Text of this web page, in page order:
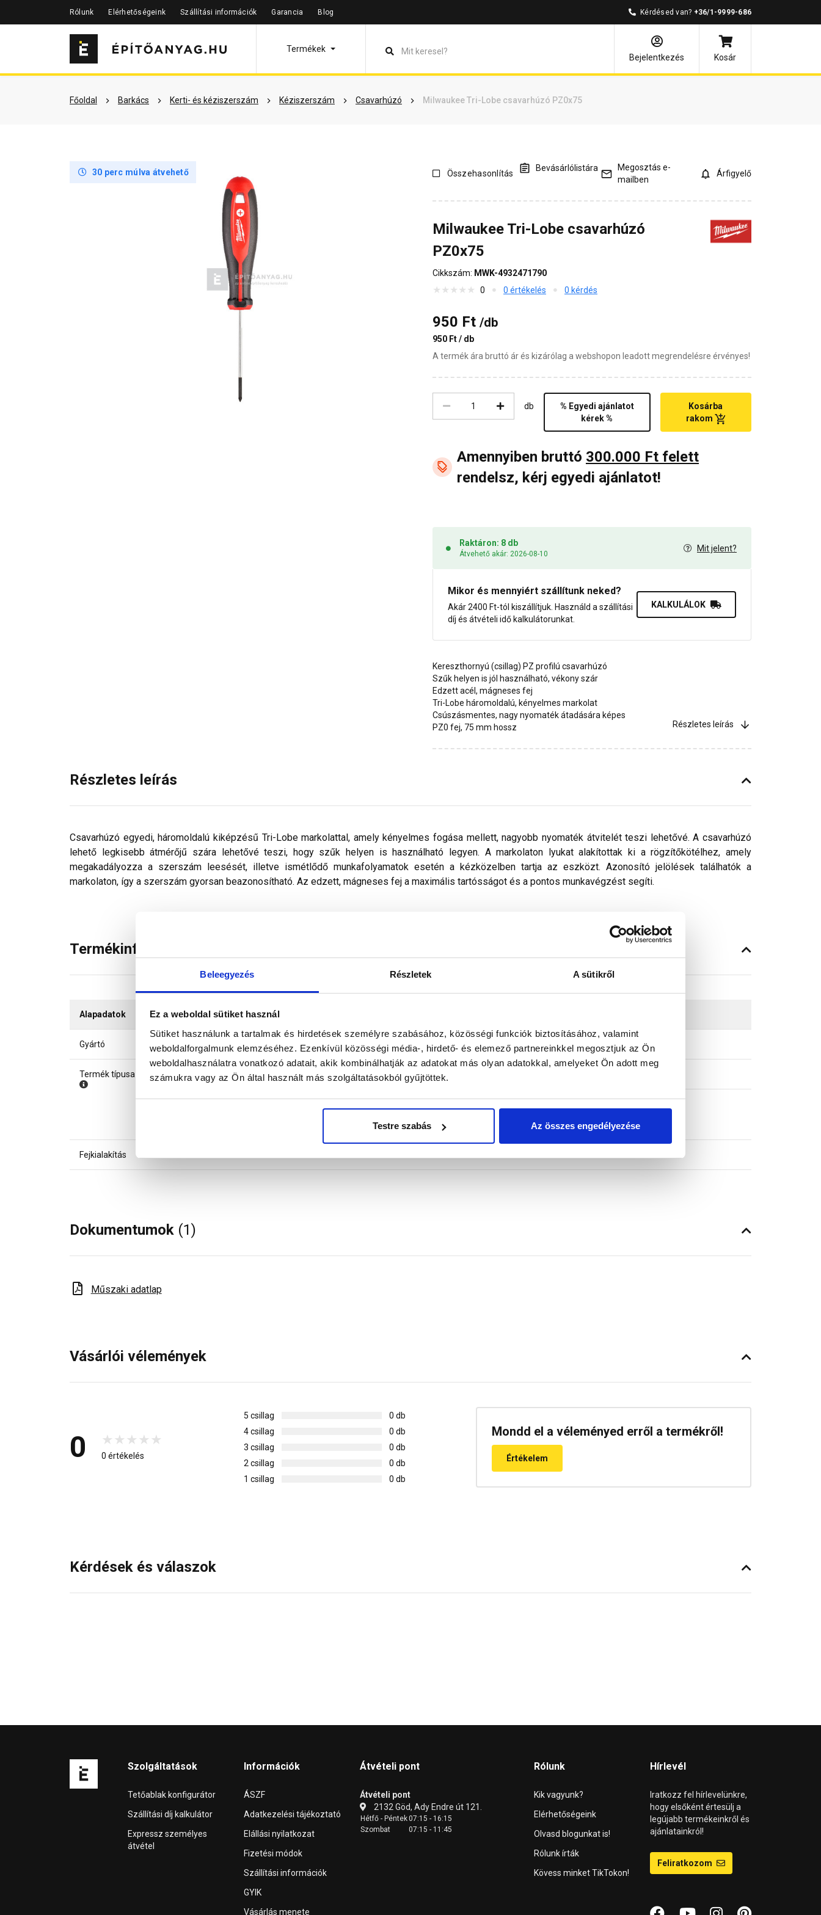
Beleegyezés Részletek A sütikről
Ez a weboldal sütiket használ
Sütiket használunk a tartalmak és hirdetések személyre szabásához, közösségi funkciók biztosításához, valamint
weboldalforgalmunk elemzéséhez. Ezenkívül közösségi média-, hirdető- és elemező partnereinkkel megosztjuk az Ön
weboldalhasználatra vonatkozó adatait, akik kombinálhatják az adatokat más olyan adatokkal, amelyeket Ön adott meg
számukra vagy az Ön által használt más szolgáltatásokból gyűjtöttek.
Testre szabás Az összes engedélyezése
Rólunk Elérhetőségeink Szállítási információk Garancia Blog Kérdésed van? +36/1-9999-686
Termékek
Bejelentkezés
Kosár
Főoldal Barkács Kerti- és kéziszerszám Kéziszerszám Csavarhúzó Milwaukee Tri-Lobe csavarhúzó PZ0x75
Részletes leírás Termékinformáció Dokumentumok Vásárlói vélemények Kérdések és válaszok
30 perc múlva átvehető Összehasonlítás
Bevásárlólistára
Megosztás e-
mailben
Árfigyelő
Milwaukee Tri-Lobe csavarhúzó
PZ0x75
Cikkszám: MWK-4932471790
0
0 értékelés 0 kérdés
950 Ft /db
950 Ft / db
A termék ára bruttó ár és kizárólag a webshopon leadott megrendelésre érvényes!
db
% Egyedi ajánlatot
kérek %
Kosárba
rakom
Amennyiben bruttó 300.000 Ft felett
rendelsz, kérj egyedi ajánlatot!
Raktáron: 8 db
Átvehető akár: 2026-08-10
Mit jelent?
Mikor és mennyiért szállítunk neked?
Akár 2400 Ft-tól kiszállítjuk. Használd a szállítási
díj és átvételi idő kalkulátorunkat.
KALKULÁLOK
Kereszthornyú (csillag) PZ profilú csavarhúzó
Szűk helyen is jól használható, vékony szár
Edzett acél, mágneses fej
Tri-Lobe háromoldalú, kényelmes markolat
Csúszásmentes, nagy nyomaték átadására képes
PZ0 fej, 75 mm hossz
Részletes leírás
Részletes leírás
Csavarhúzó egyedi, háromoldalú kiképzésű Tri-Lobe markolattal, amely kényelmes fogása mellett, nagyobb nyomaték átvitelét teszi lehetővé. A csavarhúzó
lehető legkisebb átmérőjű szára lehetővé teszi, hogy szűk helyen is használható legyen. A markolaton lyukat alakítottak ki a rögzítőkötélhez, amely
megakadályozza a szerszám leesését, illetve ismétlődő munkafolyamatok esetén a kézközelben tartja az eszközt. Azonosító jelölések találhatók a
markolaton, így a szerszám gyorsan beazonosítható. Az edzett, mágneses fej a maximális tartósságot és a pontos munkavégzést segíti.
Termékinformáció
Alapadatok
Gyártó Milwaukee
Termék típusa csavarhúzó
75 mm
Fejkialakítás
Dokumentumok (1)
Műszaki adatlap
Vásárlói vélemények
0 0 értékelés
5 csillag
0 db
4 csillag
0 db
3 csillag
0 db
2 csillag
0 db
1 csillag
0 db
Mondd el a véleményed erről a termékről!
Értékelem
Kérdések és válaszok
Szolgáltatások
Tetőablak konfigurátor
Szállítási díj kalkulátor
Expressz személyes
átvétel
Információk
ÁSZF
Adatkezelési tájékoztató
Elállási nyilatkozat
Fizetési módok
Szállítási információk
GYIK
Vásárlás menete
Átvételi pont
Átvételi pont
2132 Göd, Ady Endre út 121.
Hétfő - Péntek07:15 - 16:15
Szombat
07:15 - 11:45
Rólunk
Kik vagyunk?
Elérhetőségeink
Olvasd blogunkat is!
Rólunk írták
Kövess minket TikTokon!
Hírlevél
Iratkozz fel hírlevelünkre,
hogy elsőként értesülj a
legújabb termékeinkről és
ajánlatainkról!
Feliratkozom